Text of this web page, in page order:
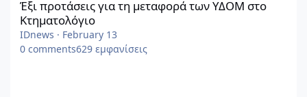
Έξι προτάσεις για τη μεταφορά των ΥΔΟΜ στο
Κτηματολόγιο
IDnews · February 13
0 comments629 εμφανίσεις